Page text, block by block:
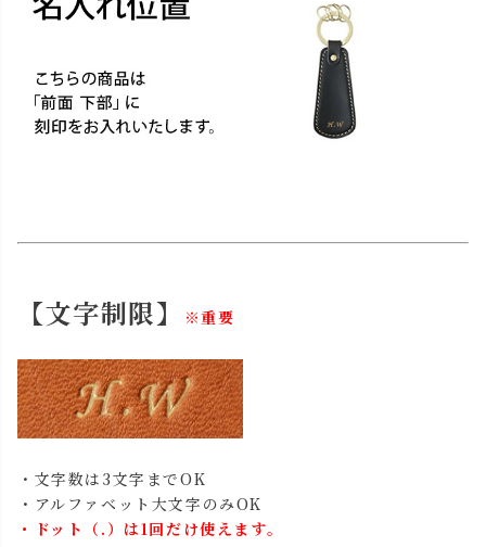
【文字制限】 ※重要
・文字数は3文字までOK
・アルファベット大文字のみOK
・ドット（.）は1回だけ使えます。